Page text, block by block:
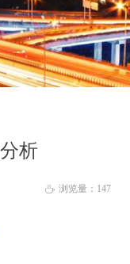
析
ꄘ 浏览量： 147